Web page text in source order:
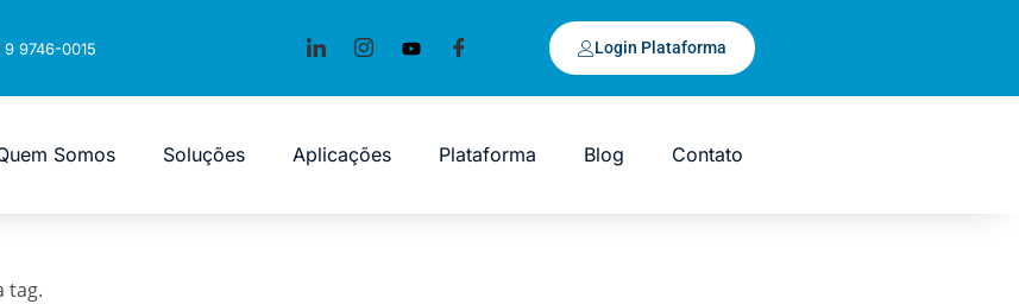
9746-0015 Login Plataforma
Somos Soluções Aplicações Plataforma Blog Contato
tag.